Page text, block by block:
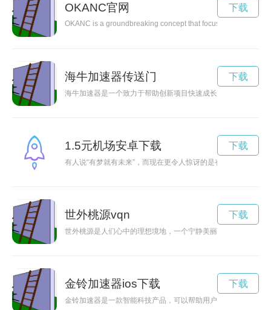
OKANC官网
OKANC is a groundbreaking concept that focuses on
下载
海牛加速器传送门
海牛加速器是一个致力于帮助创新项目快速成长的平台，提供
下载
1.5元机场安卓下载
有人说“有梦就有未来”，而现在更令人惊讶的是有一座1.5元机
下载
世外桃源vqn
世外桃源是人们心中的理想境地，一个宁静美丽的地方，让人避
下载
金铃加速器ios下载
金铃加速器是一款智能科技产品，可以帮助用户提高效率，让
下载